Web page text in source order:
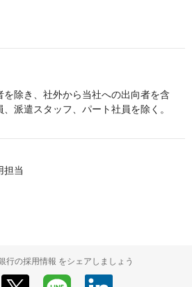
除き、社外から当社への出向者を含
派遣スタッフ、パート社員を除く。
担当
行の採用情報 をシェアしましょう